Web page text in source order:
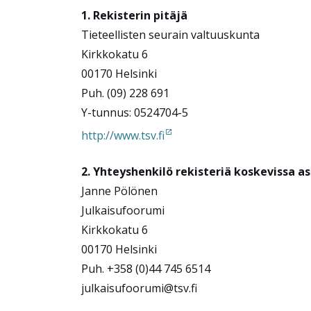
1. Rekisterin pitäjä
Tieteellisten seurain valtuuskunta
Kirkkokatu 6
00170 Helsinki
Puh. (09) 228 691
Y-tunnus: 0524704-5
http://www.tsv.fi
2. Yhteyshenkilö rekisteriä koskevissa
Janne Pölönen
Julkaisufoorumi
Kirkkokatu 6
00170 Helsinki
Puh. +358 (0)44 745 6514
julkaisufoorumi@tsv.fi